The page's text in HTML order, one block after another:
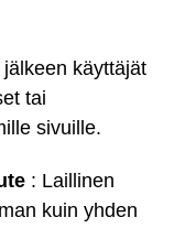
käyttäjät
tai
sivuille.
: Laillinen
kuin yhden